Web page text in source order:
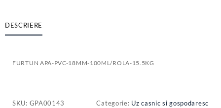
100ML/ROLA-
15.5KG
DESCRIERE
FURTUN APA-PVC-18MM-100ML/ROLA-15.5KG
SKU: GPA00143 Categorie: Uz casnic si gospodaresc